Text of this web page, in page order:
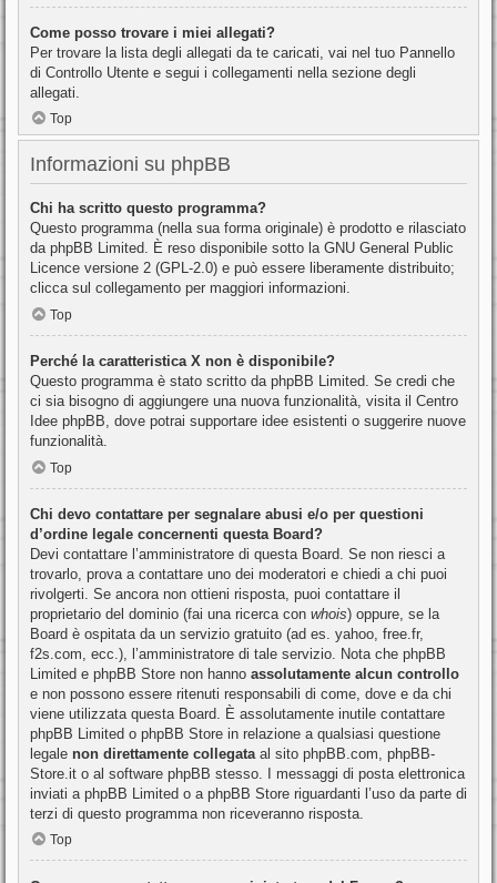
Come posso trovare i miei allegati?
Per trovare la lista degli allegati da te caricati, vai nel tuo Pannello
di Controllo Utente e segui i collegamenti nella sezione degli
allegati.
Top
Informazioni su phpBB
Chi ha scritto questo programma?
Questo programma (nella sua forma originale) è prodotto e rilasciato
da phpBB Limited. È reso disponibile sotto la GNU General Public
Licence versione 2 (GPL-2.0) e può essere liberamente distribuito;
clicca sul collegamento per maggiori informazioni.
Top
Perché la caratteristica X non è disponibile?
Questo programma è stato scritto da phpBB Limited. Se credi che
ci sia bisogno di aggiungere una nuova funzionalità, visita il Centro
Idee phpBB, dove potrai supportare idee esistenti o suggerire nuove
funzionalità.
Top
Chi devo contattare per segnalare abusi e/o per questioni
d’ordine legale concernenti questa Board?
Devi contattare l’amministratore di questa Board. Se non riesci a
trovarlo, prova a contattare uno dei moderatori e chiedi a chi puoi
rivolgerti. Se ancora non ottieni risposta, puoi contattare il
proprietario del dominio (fai una ricerca con whois) oppure, se la
Board è ospitata da un servizio gratuito (ad es. yahoo, free.fr,
f2s.com, ecc.), l’amministratore di tale servizio. Nota che phpBB
Limited e phpBB Store non hanno assolutamente alcun controllo
e non possono essere ritenuti responsabili di come, dove e da chi
viene utilizzata questa Board. È assolutamente inutile contattare
phpBB Limited o phpBB Store in relazione a qualsiasi questione
legale non direttamente collegata al sito phpBB.com, phpBB-
Store.it o al software phpBB stesso. I messaggi di posta elettronica
inviati a phpBB Limited o a phpBB Store riguardanti l’uso da parte di
terzi di questo programma non riceveranno risposta.
Top